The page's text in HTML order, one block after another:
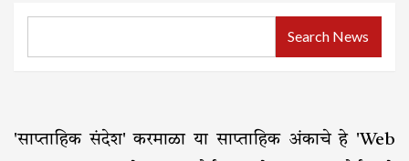
Search News
'साप्ताहिक संदेश' करमाळा या साप्ताहिक अंकाचे हे 'Web